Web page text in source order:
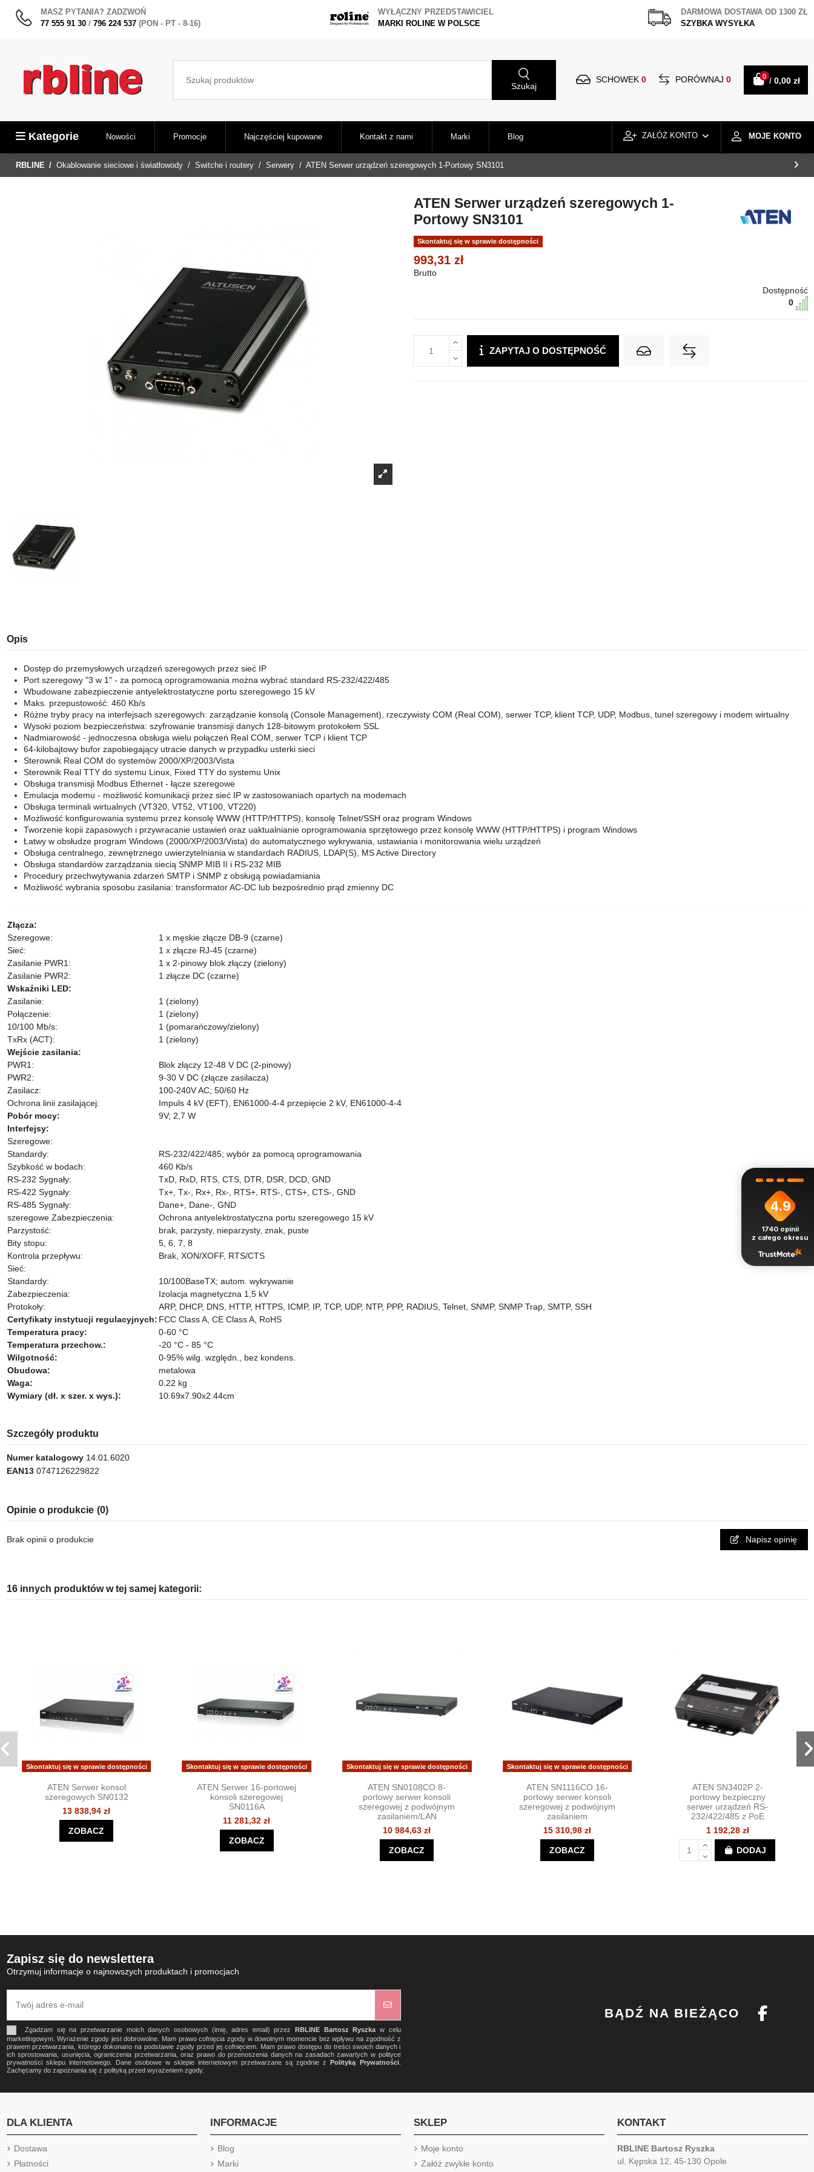
MASZ PYTANIA? ZADZWOŃ
77 555 91 30/ 796 224 537 (PON - PT - 8-16)
WYŁĄCZNY PRZEDSTAWICIEL
MARKI ROLINE W POLSCE
DARMOWA DOSTAWA OD 1300 ZŁ
SZYBKA WYSYŁKA
Szukaj
SCHOWEK 0 PORÓWNAJ 0 0 / 0,00 zł
Kategorie Nowości Promocje Najczęściej kupowane Kontakt z nami Marki Blog MOJE KONTO
ZAŁÓŻ KONTO
RBLINE Okablowanie sieciowe i światłowody Switche i routery Serwery ATEN Serwer urządzeń szeregowych 1-Portowy SN3101
ATEN Serwer urządzeń szeregowych 1-
Portowy SN3101
Skontaktuj się w sprawie dostępności
993,31 zł
Brutto
Dostępność
0
ZAPYTAJ O DOSTĘPNOŚĆ
Opis
Dostęp do przemysłowych urządzeń szeregowych przez sieć IP
Port szeregowy ​​"3 w 1​​" - za pomocą oprogramowania można wybrać standard RS-232/422/485
Wbudowane zabezpieczenie antyelektrostatyczne portu szeregowego 15 kV
Maks. przepustowość: 460 Kb/s
Różne tryby pracy na interfejsach szeregowych: zarządzanie konsolą (Console Management), rzeczywisty COM (Real COM), serwer TCP, klient TCP, UDP, Modbus, tunel szeregowy i modem wirtualny
Wysoki poziom bezpieczeństwa: szyfrowanie transmisji danych 128-bitowym protokołem SSL
Nadmiarowość - jednoczesna obsługa wielu połączeń Real COM, serwer TCP i klient TCP
64-kilobajtowy bufor zapobiegający utracie danych w przypadku usterki sieci
Sterownik Real COM do systemów 2000/XP/2003/Vista
Sterownik Real TTY do systemu Linux, Fixed TTY do systemu Unix
Obsługa transmisji Modbus Ethernet - łącze szeregowe
Emulacja modemu - możliwość komunikacji przez sieć IP w zastosowaniach opartych na modemach
Obsługa terminali wirtualnych (VT320, VT52, VT100, VT220)
Możliwość konfigurowania systemu przez konsolę WWW (HTTP/HTTPS), konsolę Telnet/SSH oraz program Windows
Tworzenie kopii zapasowych i przywracanie ustawień oraz uaktualnianie oprogramowania sprzętowego przez konsolę WWW (HTTP/HTTPS) i program Windows
Łatwy w obsłudze program Windows (2000/XP/2003/Vista) do automatycznego wykrywania, ustawiania i monitorowania wielu urządzeń
Obsługa centralnego, zewnętrznego uwierzytelniania w standardach RADIUS, LDAP(S), MS Active Directory
Obsługa standardów zarządzania siecią SNMP MIB II i RS-232 MIB
Procedury przechwytywania zdarzeń SMTP i SNMP z obsługą powiadamiania
Możliwość wybrania sposobu zasilania: transformator AC-DC lub bezpośrednio prąd zmienny DC
Złącza:
Szeregowe:
1 x męskie złącze DB-9 (czarne)
Sieć:
1 x złącze RJ-45 (czarne)
Zasilanie PWR1:
1 x 2-pinowy blok złączy (zielony)
Zasilanie PWR2:
1 złącze DC (czarne)
Wskaźniki LED:
Zasilanie:
1 (zielony)
Połączenie:
1 (zielony)
10/100 Mb/s:
1 (pomarańczowy/zielony)
TxRx (ACT):
1 (zielony)
Wejście zasilania:
PWR1:
Blok złączy 12-48 V DC (2-pinowy)
PWR2:
9-30 V DC (złącze zasilacza)
Zasilacz:
100-240V AC; 50/60 Hz
Ochrona linii zasilającej:
Impuls 4 kV (EFT), EN61000-4-4 przepięcie 2 kV, EN61000-4-4
Pobór mocy:
9V; 2,7 W
Interfejsy:
Szeregowe:
Standardy:
RS-232/422/485; wybór za pomocą oprogramowania
Szybkość w bodach:
460 Kb/s
RS-232 Sygnały:
TxD, RxD, RTS, CTS, DTR, DSR, DCD, GND
RS-422 Sygnały:
Tx+, Tx-, Rx+, Rx-, RTS+, RTS-, CTS+, CTS-, GND
RS-485 Sygnały:
Dane+, Dane-, GND
szeregowe Zabezpieczenia:
Ochrona antyelektrostatyczna portu szeregowego 15 kV
Parzystość:
brak, parzysty, nieparzysty, znak, puste
Bity stopu:
5, 6, 7, 8
Kontrola przepływu:
Brak, XON/XOFF, RTS/CTS
Sieć:
Standardy:
10/100BaseTX; autom. wykrywanie
Zabezpieczenia:
Izolacja magnetyczna 1,5 kV
Protokoły:
ARP, DHCP, DNS, HTTP, HTTPS, ICMP, IP, TCP, UDP, NTP, PPP, RADIUS, Telnet, SNMP, SNMP Trap, SMTP, SSH
Certyfikaty instytucji regulacyjnych: FCC Class A, CE Class A, RoHS
Temperatura pracy:
0-60 °C
Temperatura przechow.:
-20 °C - 85 °C
Wilgotność:
0-95% wilg. względn., bez kondens.
Obudowa:
metalowa
Waga:
0.22 kg
Wymiary (dł. x szer. x wys.):
10.69x7.90x2.44cm
Szczegóły produktu
Numer katalogowy 14.01.6020
EAN13 0747126229822
Opinie o produkcie (0)
Brak opinii o produkcie Napisz opinię
16 innych produktów w tej samej kategorii:
Skontaktuj się w sprawie dostępności
ATEN Serwer konsol
szeregowych SN0132
13 838,94 zł
ZOBACZ
Skontaktuj się w sprawie dostępności
ATEN Serwer 16-portowej
konsoli szeregowej
SN0116A
11 281,32 zł
ZOBACZ
Skontaktuj się w sprawie dostępności
ATEN SN0108CO 8-
portowy serwer konsoli
szeregowej z podwójnym
zasilaniem/LAN
10 984,63 zł
ZOBACZ
Skontaktuj się w sprawie dostępności
ATEN SN1116CO 16-
portowy serwer konsoli
szeregowej z podwójnym
zasilaniem
15 310,98 zł
ZOBACZ
ATEN SN3402P 2-
portowy bezpieczny
serwer urządzeń RS-
232/422/485 z PoE
1 192,28 zł
DODAJ
4.9
1740 opinii
z całego okresu
Zapisz się do newslettera
Otrzymuj informacje o najnowszych produktach i promocjach
Zgadzam się na przetwarzanie moich danych osobowych (imię, adres email) przez RBLINE Bartosz Ryszka w celu
marketingowym. Wyrażenie zgody jest dobrowolne. Mam prawo cofnięcia zgody w dowolnym momencie bez wpływu na zgodność z
prawem przetwarzania, którego dokonano na podstawie zgody przed jej cofnięciem. Mam prawo dostępu do treści swoich danych i
ich sprostowania, usunięcia, ograniczenia przetwarzania, oraz prawo do przenoszenia danych na zasadach zawartych w polityce
prywatności sklepu internetowego. Dane osobowe w sklepie internetowym przetwarzane są zgodnie z
Polityką Prywatności.
Zachęcamy do zapoznania się z polityką przed wyrażeniem zgody.
BĄDŹ NA BIEŻĄCO
DLA KLIENTA
Dostawa
Płatności
INFORMACJE
Blog
Marki
SKLEP
Moje konto
Załóż zwykłe konto
KONTAKT
RBLINE Bartosz Ryszka
ul. Kępska 12, 45-130 Opole